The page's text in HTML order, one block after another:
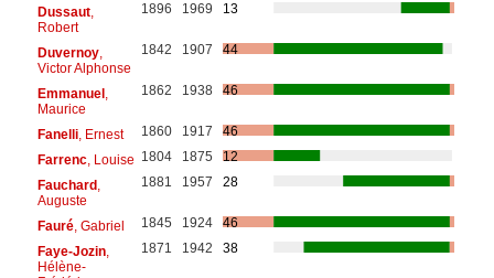
Dussaut,
Robert
1896 1969 13
Duvernoy,
Victor Alphonse
1842 1907 44
Emmanuel ,
Maurice
1862 1938 46
Fanelli, Ernest 1860 1917
46
Farrenc, Louise 1804 1875
12
Fauchard ,
Auguste
1881 1957 28
Fauré, Gabriel 1845 1924
46
Faye-Jozin,
Hélène-
1871 1942 38